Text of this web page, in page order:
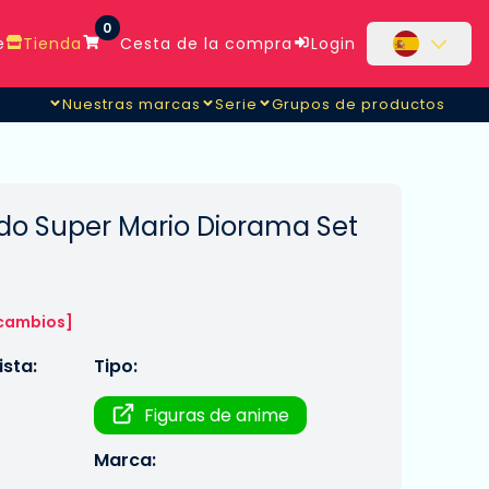
Tienda
0
Cesta de la compra Login
Nuestras marcas Serie Grupos de productos
Super Mario Diorama Set
Tipo:
Figuras de anime
Marca: